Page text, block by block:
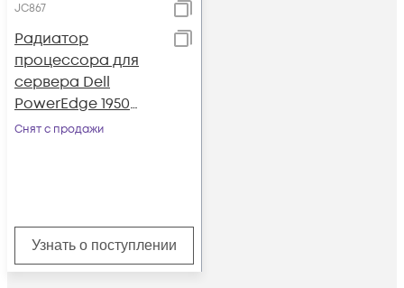
JC867
Радиатор
процессора для
сервера Dell
PowerEdge 1950
JC867
Снят с продажи
Узнать о поступлении